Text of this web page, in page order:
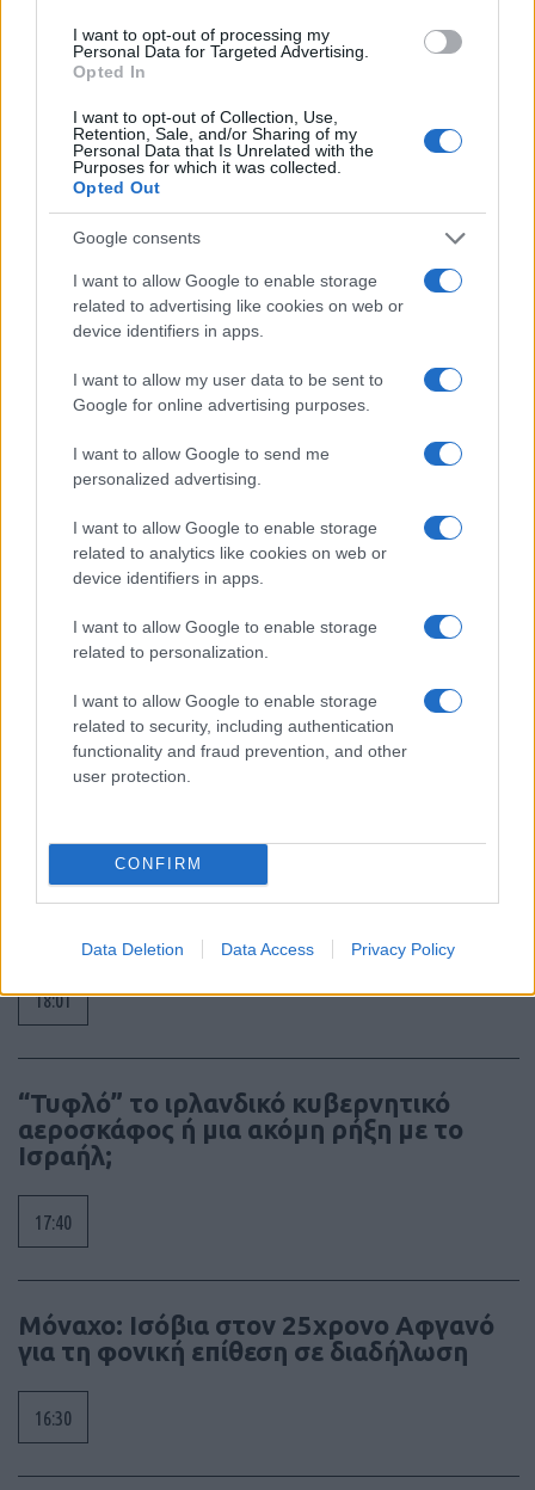
I want to opt-out of processing my
Personal Data for Targeted Advertising.
Opted In
I want to opt-out of Collection, Use,
Retention, Sale, and/or Sharing of my
Personal Data that Is Unrelated with the
Purposes for which it was collected.
Opted Out
Google consents
I want to allow Google to enable storage
related to advertising like cookies on web or
device identifiers in apps.
I want to allow my user data to be sent to
Google for online advertising purposes.
I want to allow Google to send me
personalized advertising.
I want to allow Google to enable storage
related to analytics like cookies on web or
device identifiers in apps.
I want to allow Google to enable storage
related to personalization.
I want to allow Google to enable storage
related to security, including authentication
functionality and fraud prevention, and other
user protection.
CONFIRM
Data Deletion Data Access Privacy Policy
Ροή Ειδήσεων
ΣΑΝ ΣΗΜΕΡΑ – 6 Αυγούστου 1870:
Μάχες του Spicheren και του Wörth, ο
γερμανικός στρατός διαλύει τους
Γάλλους
SNCASE SE.5000 Baroudeur: το γαλλικό
μαχητικό που… ξέχασε τους τροχούς
προσγείωσης
Litening: Η Αμερικανική Αεροπορία
διαδεδομένα ατρακτίδια στοχοποίησης
ΣΑΝ ΣΗΜΕΡΑ – 6 Αυγούστου 1777:
Μάχη του Oriskany, μια ήττα με
ινδιάνικο εμφύλιο
18:01
“Τυφλό” το ιρλανδικό κυβερνητικό
αεροσκάφος ή μια ακόμη ρήξη με το
Ισραήλ;
17:40
Μόναχο: Ισόβια στον 25χρονο Αφγανό
για τη φονική επίθεση σε διαδήλωση
16:30